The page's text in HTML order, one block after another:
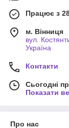
Працює з
м. Вінниця
вул.
Україна
Контакти
Сьогодні
Показати
Про нас